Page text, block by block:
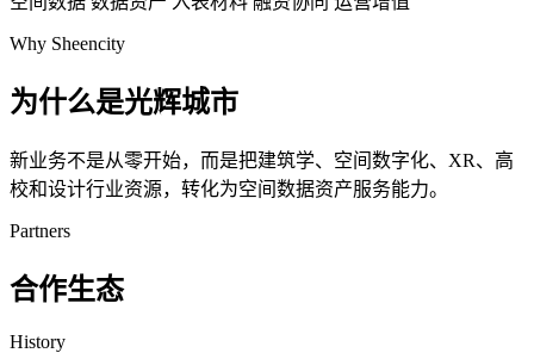
Why Sheencity
为什么是光辉城市
新业务不是从零开始，而是把建筑学、空间数字化、XR、高
校和设计行业资源，转化为空间数据资产服务能力。
Partners
合作生态
History